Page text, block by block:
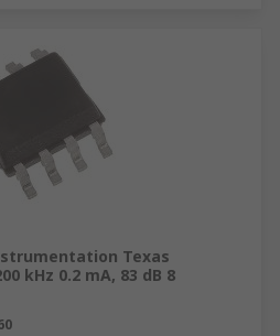
Texas
kHz 0.2 mA, 83 dB 8